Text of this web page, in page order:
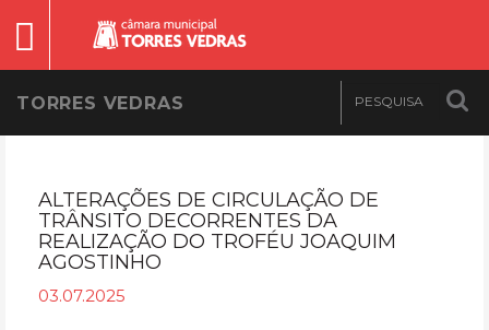
TORRES VEDRAS
ALTERAÇÕES DE CIRCULAÇÃO DE
TRÂNSITO DECORRENTES DA
REALIZAÇÃO DO TROFÉU JOAQUIM
AGOSTINHO
03.07.2025